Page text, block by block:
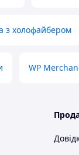
з холофайбером
WP